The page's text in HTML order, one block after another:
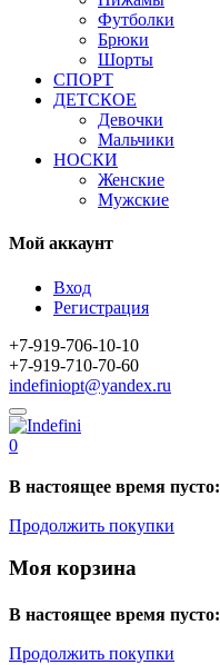
Футболки
Брюки
Шорты
СПОРТ
ДЕТСКОЕ
Девочки
Мальчики
НОСКИ
Женские
Мужские
Мой аккаунт
Вход
Регистрация
+7-919-706-10-10
+7-919-710-70-60
indefiniopt@yandex.ru
0
В настоящее время пусто:
Продолжить покупки
Моя корзина
В настоящее время пусто:
Продолжить покупки